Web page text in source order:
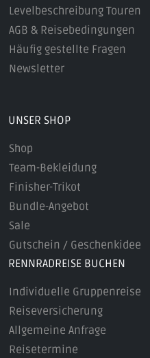
Levelbeschreibung Touren
AGB & Reisebedingungen
Häufig gestellte Fragen
Newsletter
UNSER SHOP
Shop
Team-Bekleidung
Finisher-Trikot
Bundle-Angebot
Sale
Gutschein / Geschenkidee
RENNRADREISE BUCHEN
Individuelle Gruppenreise
Reiseversicherung
Allgemeine Anfrage
Reisetermine